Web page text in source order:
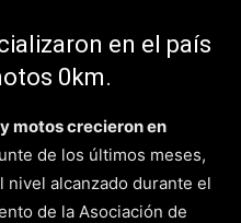
en el país
0km.
motos crecieron en
de los últimos meses,
nivel alcanzado durante el
de la Asociación de